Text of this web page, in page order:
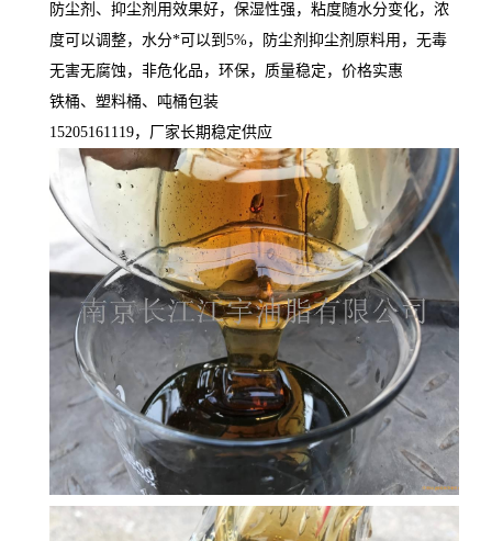
防尘剂、抑尘剂用效果好，保湿性强，粘度随水分变化，浓
度可以调整，水分*可以到5%，防尘剂抑尘剂原料用，无毒
无害无腐蚀，非危化品，环保，质量稳定，价格实惠
铁桶、塑料桶、吨桶包装
15205161119，厂家长期稳定供应